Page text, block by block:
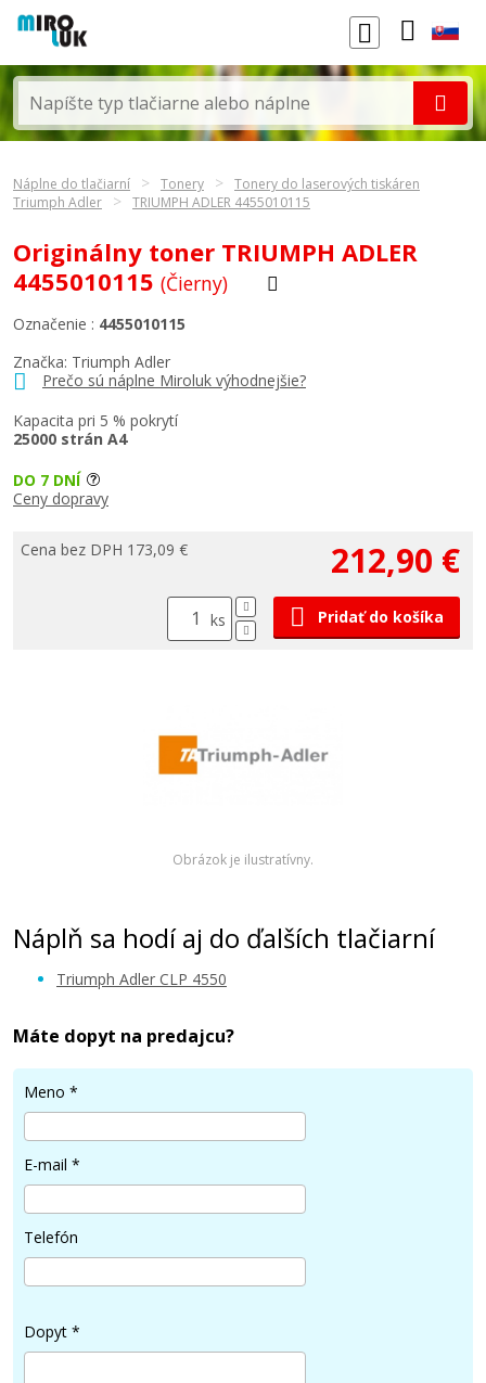
Náplne do tlačiarní Tonery
Tonery do laserových tiskáren
Triumph Adler
TRIUMPH ADLER 4455010115
Originálny toner TRIUMPH ADLER
4455010115 (Čierny)
Značka: Triumph Adler
Prečo sú náplne Miroluk výhodnejšie?
Kapacita pri 5 % pokrytí
25000 strán A4
Označenie : 4455010115
DO 7 DNÍ
Ceny dopravy
Cena bez DPH 173,09 € 212,90 €
ks Pridať do košíka
Obrázok je ilustratívny.
Náplň sa hodí aj do ďalších tlačiarní
Triumph Adler CLP 4550
Máte dopyt na predajcu?
Meno *
E-mail *
Telefón
Dopyt *